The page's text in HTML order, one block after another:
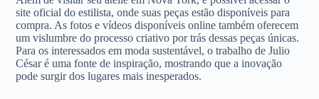
site oficial do estilista, onde suas peças estão disponíveis para
compra. As fotos e vídeos disponíveis online também oferecem
um vislumbre do processo criativo por trás dessas peças únicas.
Para os interessados em moda sustentável, o trabalho de Julio
César é uma fonte de inspiração, mostrando que a inovação
pode surgir dos lugares mais inesperados.